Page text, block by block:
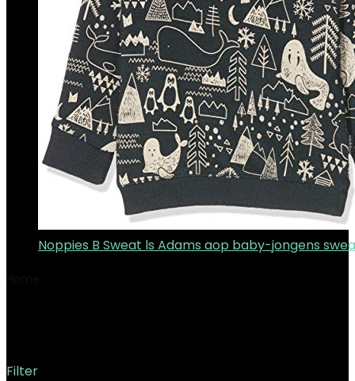
Noppies B Sweat ls Adams aop baby-jongens
Filter